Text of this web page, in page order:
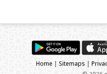
Home | Sitemaps |